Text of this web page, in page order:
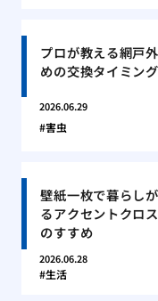
プロが教える網戸
めの交換タイミング
2026.06.29
害虫
壁紙一枚で暮らし
るアクセントクロ
のすすめ
2026.06.28
生活